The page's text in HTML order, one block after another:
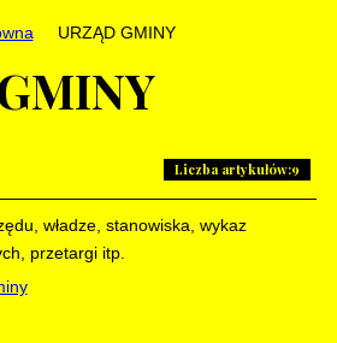
URZĄD GMINY
Liczba artykułów:9
władze, stanowiska, wykaz
przetargi itp.